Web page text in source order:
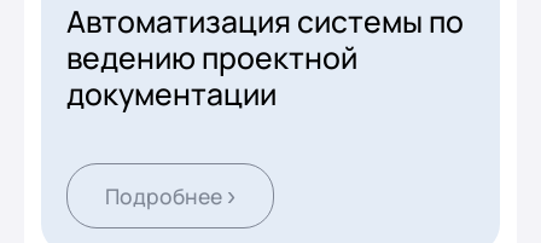
Автоматизация системы по
ведению проектной
документации
Подробнее ›